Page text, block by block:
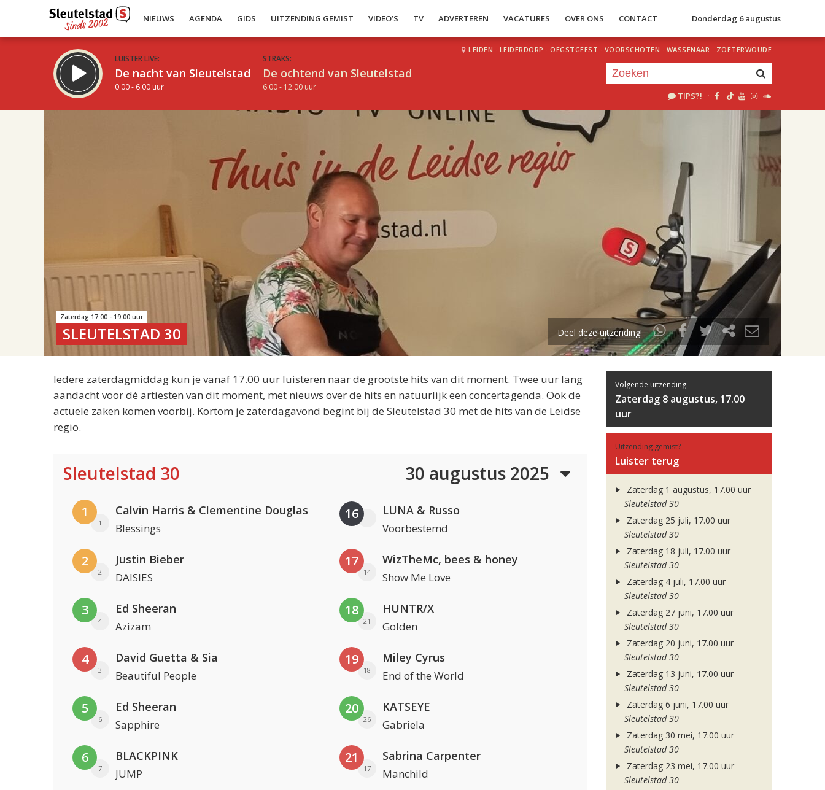
NIEUWS AGENDA GIDS UITZENDING GEMIST VIDEO’S TV ADVERTEREN VACATURES OVER ONS CONTACT Donderdag 6 augustus
LUISTER LIVE:
De nacht van Sleutelstad
0.00 - 6.00 uur
STRAKS:
De ochtend van Sleutelstad
6.00 - 12.00 uur
LEIDEN · LEIDERDORP · OEGSTGEEST · VOORSCHOTEN · WASSENAAR · ZOETERWOUDE
TIPS?! ·
uur 1 van 2
Volgend uur
Zaterdag 17.00 - 19.00 uur
SLEUTELSTAD 30 Deel deze uitzending!
Iedere zaterdagmiddag kun je vanaf 17.00 uur luisteren naar de grootste hits van dit moment. Twee uur lang
aandacht voor dé artiesten van dit moment, met nieuws over de hits en natuurlijk een concertagenda. Ook de
actuele zaken komen voorbij. Kortom je zaterdagavond begint bij de Sleutelstad 30 met de hits van de Leidse
regio.
Sleutelstad 30 30 augustus 2025
1
1
Calvin Harris & Clementine Douglas
Blessings
2
2
Justin Bieber
DAISIES
3
4
Ed Sheeran
Azizam
4
3
David Guetta & Sia
Beautiful People
5
6
Ed Sheeran
Sapphire
6
7
BLACKPINK
JUMP
16 LUNA & Russo
Voorbestemd
17
14
WizTheMc, bees & honey
Show Me Love
18
21
HUNTR/X
Golden
19
18
Miley Cyrus
End of the World
20
26
KATSEYE
Gabriela
21
17
Sabrina Carpenter
Manchild
Volgende uitzending:
Zaterdag 8 augustus, 17.00
uur
Uitzending gemist?
Luister terug
Zaterdag 1 augustus, 17.00 uur
Sleutelstad 30
Zaterdag 25 juli, 17.00 uur
Sleutelstad 30
Zaterdag 18 juli, 17.00 uur
Sleutelstad 30
Zaterdag 4 juli, 17.00 uur
Sleutelstad 30
Zaterdag 27 juni, 17.00 uur
Sleutelstad 30
Zaterdag 20 juni, 17.00 uur
Sleutelstad 30
Zaterdag 13 juni, 17.00 uur
Sleutelstad 30
Zaterdag 6 juni, 17.00 uur
Sleutelstad 30
Zaterdag 30 mei, 17.00 uur
Sleutelstad 30
Zaterdag 23 mei, 17.00 uur
Sleutelstad 30